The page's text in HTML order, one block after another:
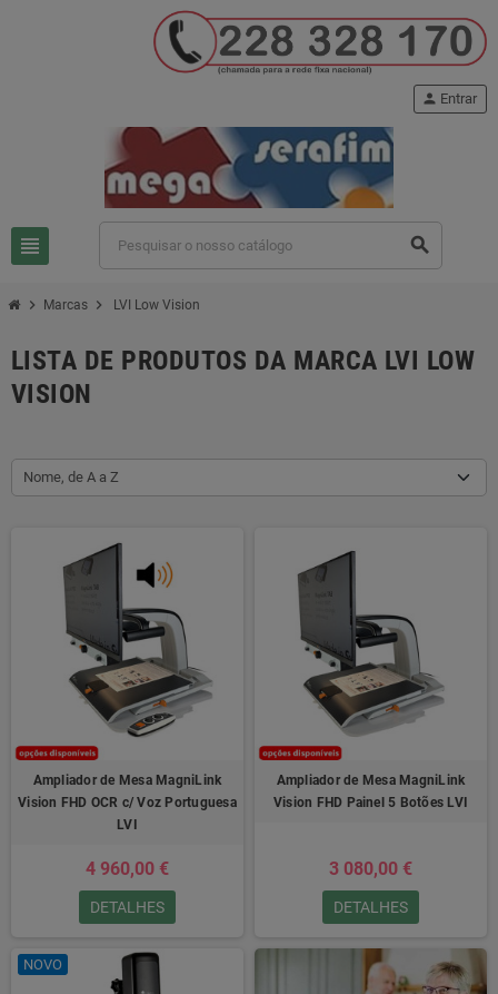
view_headline search
person Entrar
chevron_right Marcas chevron_right LVI Low Vision
LISTA DE PRODUTOS DA MARCA LVI LOW
VISION
Nome, de A a Z
Ampliador de Mesa MagniLink
Vision FHD OCR c/ Voz Portuguesa
LVI
4 960,00 €
DETALHES
Ampliador de Mesa MagniLink
Vision FHD Painel 5 Botões LVI
3 080,00 €
DETALHES
NOVO